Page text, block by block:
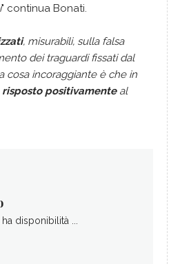
" continua Bonati.
, misurabili, sulla falsa
dei traguardi fissati dal
cosa incoraggiante è che in
risposto positivamente al
disponibilità ...